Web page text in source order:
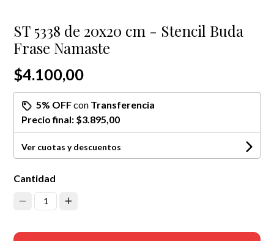
ST 5338 de 20x20 cm - Stencil Buda
Frase Namaste
$4.100,00
5% OFFcon Transferencia
Precio final: $3.895,00
Ver cuotas y descuentos
Cantidad
1